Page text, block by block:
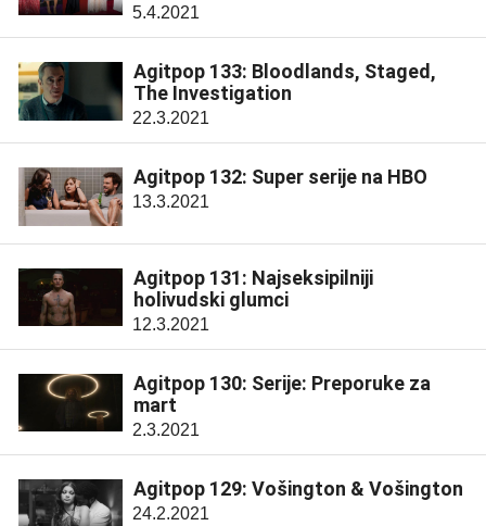
5.4.2021
Agitpop 133: Bloodlands, Staged,
The Investigation
22.3.2021
Agitpop 132: Super serije na HBO
13.3.2021
Agitpop 131: Najseksipilniji
holivudski glumci
12.3.2021
Agitpop 130: Serije: Preporuke za
mart
2.3.2021
Agitpop 129: Vošington & Vošington
24.2.2021